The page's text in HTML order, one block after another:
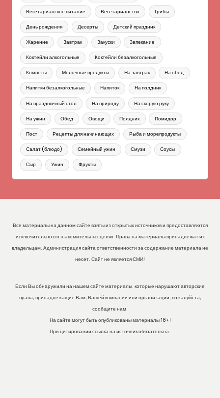
Вегетарианское питание Вегетарианство Грибы
День рождения Десерты Детский праздник
Жарение Завтрак Закуски Запекание
Коктейли алкогольные Коктейли безалкогольные
Компоты Молочные продукты На завтрак На обед
Напитки безалкогольные Напиток На полдник
На праздничный стол На природу На скорую руку
На ужин Обед Овощи Полдник Помидор
Пост Рецепты для начинающих Рыба и морепродукты
Салат (блюдо) Семейный ужин Смузи Соусы
Сыр Ужин Фрукты
Все материалы на данном сайте взяты из открытых источников и предоставляются
исключительно в ознакомительных целях. Права на материалы принадлежат их
владельцам. Администрация сайта ответственности за содержание материала не
несет. Сайт не является СМИ!
Если Вы обнаружили на нашем сайте материалы, которые нарушают авторские
права, принадлежащие Вам, Вашей компании или организации, пожалуйста,
сообщите нам.
На сайте могут быть опубликованы материалы 18+!
При цитировании ссылка на источник обязательна.